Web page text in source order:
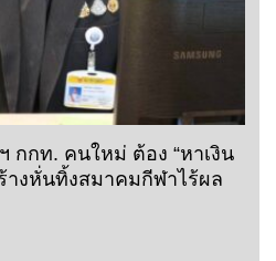
กกท. คนใหม่ ต้อง “หาเงิน
างหั่นทิ้งสมาคมกีฬาไร้ผล